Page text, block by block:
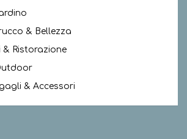
& Bellezza
& Ristorazione
& Accessori